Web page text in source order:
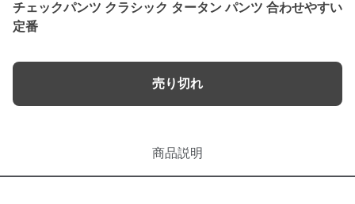
チェックパンツ クラシック タータン パンツ 合わせやすい
定番
売り切れ
商品説明